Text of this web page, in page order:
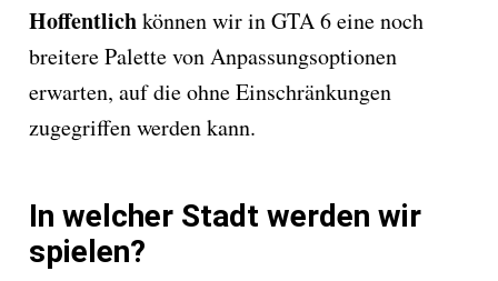
Hoffentlichkönnen wir in GTA 6 eine noch
breitere Palette von Anpassungsoptionen
erwarten, auf die ohne Einschränkungen
zugegriffen werden kann.
In welcher Stadt werden wir
spielen?